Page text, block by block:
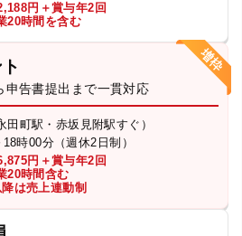
円＋賞与年2回
20時間を含む
申告書提出まで一貫対応
田町駅・赤坂見附駅すぐ）
時00分（週休2日制）
円＋賞与年2回
20時間含む
は売上連動制